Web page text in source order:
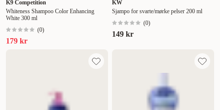
K9 Competition
Whiteness Shampoo Color Enhancing
White 300 ml
(0)
179 kr
KW
Sjampo for svarte/mørke pelser 200 ml
(0)
149 kr